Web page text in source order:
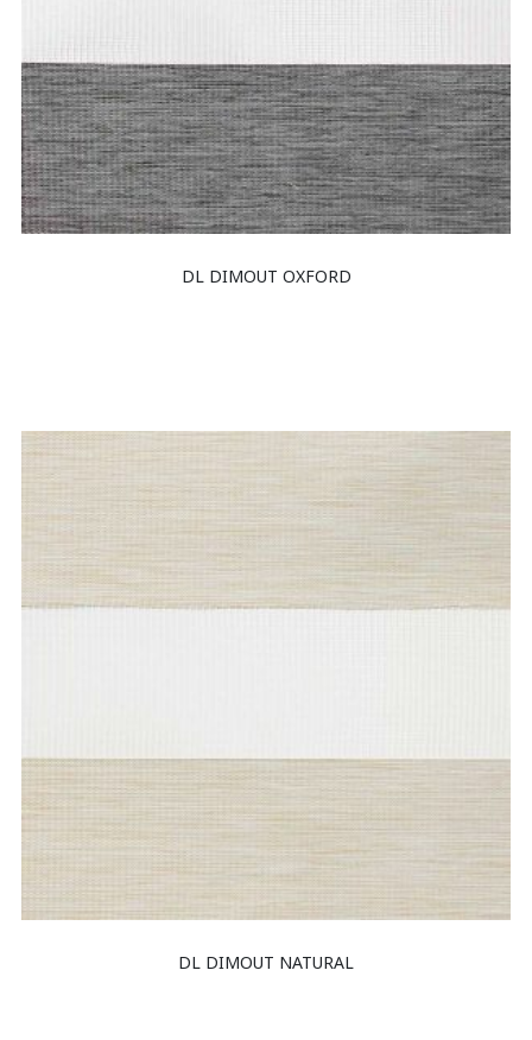
DL DIMOUT OXFORD
DL DIMOUT NATURAL